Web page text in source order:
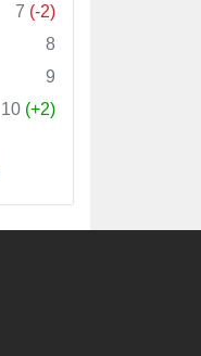
7 (-2)
8
9
10 (+2)